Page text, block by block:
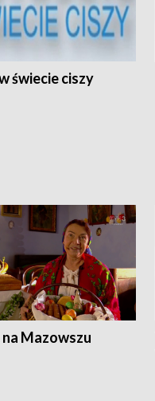
świecie ciszy
Mazowszu